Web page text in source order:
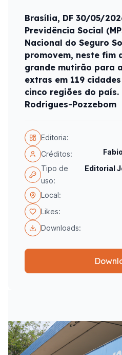
Brasília, DF 30/05/
Previdência Social
Nacional do Seguro
promovem, neste fim
grande mutirão para
extras em 119
cinco regiões do país.
Rodrigues-Pozzebom
Editoria:
Créditos:
Tipo de
uso:
Editorial
Local:
Likes:
Downloads: